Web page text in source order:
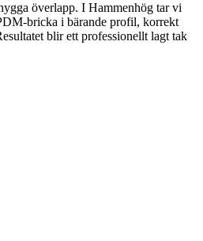
överlapp. I Hammenhög tar vi
bricka i bärande profil, korrekt
blir ett professionellt lagt tak